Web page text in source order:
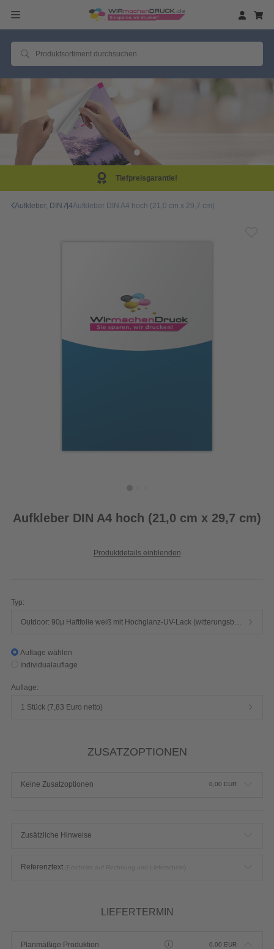
Aufkleber, DIN A4Aufkleber DIN A4 hoch (21,0 cm x 29,7 cm)
Aufkleber DIN A4 hoch (21,0 cm x 29,7 cm)
Produktdetails einblenden
Typ:
Auflage wählen
Individualauflage
Auflage:
1 Stück (7,83 Euro netto)
ZUSATZOPTIONEN
Keine Zusatzoptionen 0,00 EUR
Zusätzliche Hinweise
Referenztext
LIEFERTERMIN
Planmäßige Produktion
0,00 EUR